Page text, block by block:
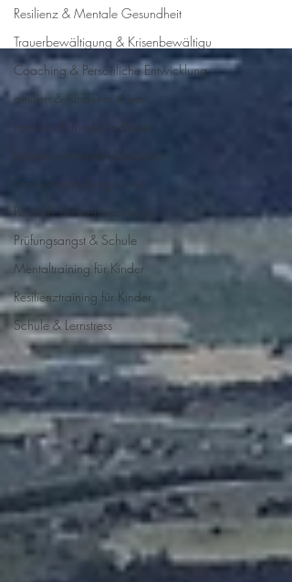
Resilienz & Mentale Gesundheit
Trauerbewältigung & Krisenbewältigu
Coaching & Persönliche Entwicklung
amilien & Kinder in Krisen
Familien & Kinder in Krisen
Resilienz-Mentale-Gesundheit
Familienaufstellung Wien
Persönlichkeitsentwicklung
Prüfungsangst & Schule
Mentaltraining für Kinder
Resilienztraining für Kinder
Schule & Lernstress